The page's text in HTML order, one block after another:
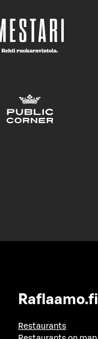
Raflaamo.fi
Restaurants